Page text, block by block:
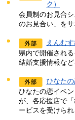
ク）
会員制のお見合
のお見合い」をサ
えんむ
県内で開催され
結婚支援情報など
ひなたの
ひなたの恋イベ
が、各応援店で
ービスを受けられ